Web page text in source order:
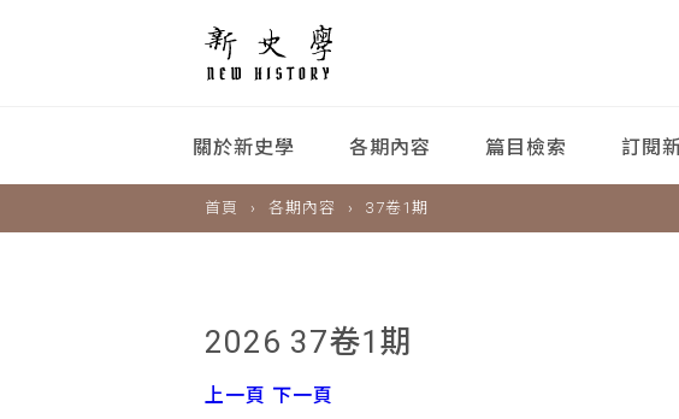
關於新史學 各期內容 篇目檢索 訂閱
首頁 各期內容 37卷1期
2026 37卷1期
上一頁 下一頁